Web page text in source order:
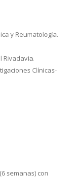
y Reumatología.
Rivadavia.
Clínicas-
con